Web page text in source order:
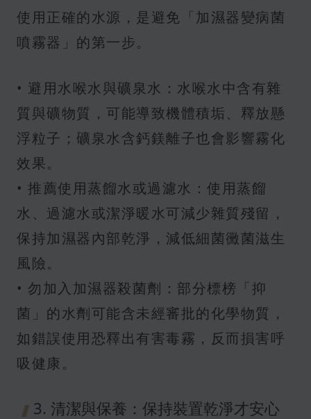
使用正確的水源，是避免「加濕器變病菌
噴霧器」的第一步。
• 避用水喉水與礦泉水：水喉水中含有雜
質與礦物質，可能導致機體積垢、釋放懸
浮粒子；礦泉水含鈣鎂離子也會影響霧化
效果。
• 推薦使用蒸餾水或過濾水：使用蒸餾
水、過濾水或潔淨暖水可減少雜質殘留，
保持加濕器內部乾淨，減低細菌黴菌滋生
風險。
• 勿加入加濕器殺菌劑：部分標榜「抑
菌」的水劑可能含未經審批的化學物質，
如錯誤使用恐釋出有害毒霧，反而損害呼
吸健康。
3. 清潔與保養：保持裝置乾淨才安心